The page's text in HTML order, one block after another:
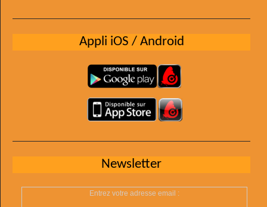
Appli iOS / Android
Newsletter
Entrez votre adresse email :